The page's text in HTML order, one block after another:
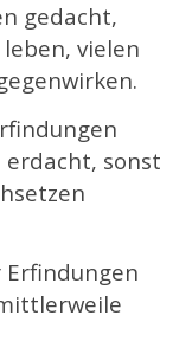
gedacht,
vielen
sonst
Erfindungen